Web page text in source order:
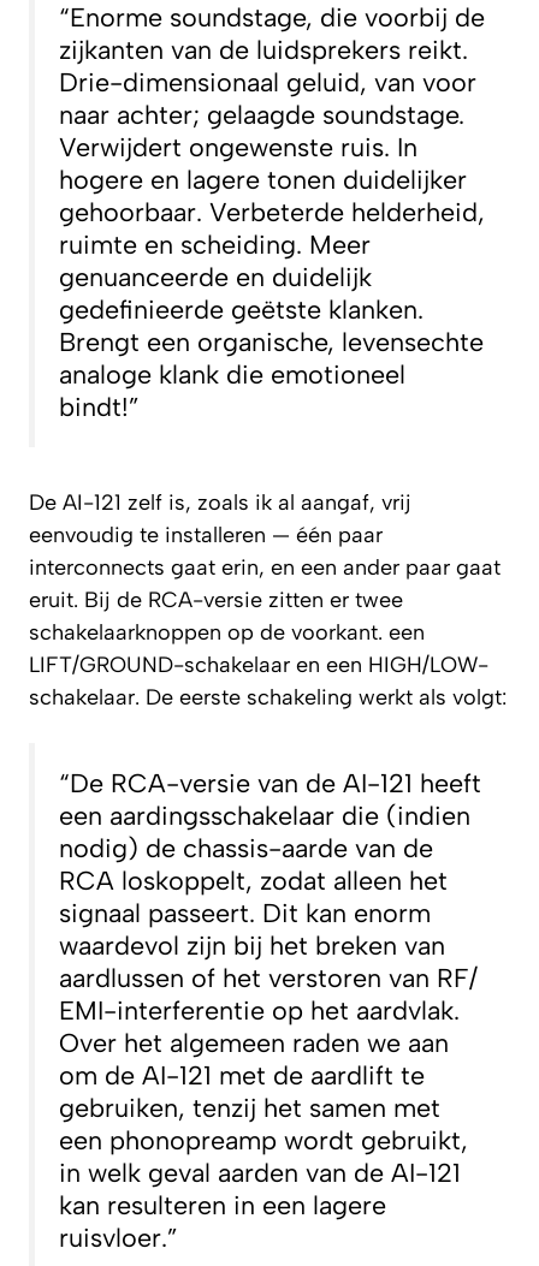
“Enorme soundstage, die voorbij de
zijkanten van de luidsprekers reikt.
Drie-dimensionaal geluid, van voor
naar achter; gelaagde soundstage.
Verwijdert ongewenste ruis. In
hogere en lagere tonen duidelijker
gehoorbaar. Verbeterde helderheid,
ruimte en scheiding. Meer
genuanceerde en duidelijk
gedefinieerde geëtste klanken.
Brengt een organische, levensechte
analoge klank die emotioneel
bindt!”
De AI-121 zelf is, zoals ik al aangaf, vrij
eenvoudig te installeren — één paar
interconnects gaat erin, en een ander paar gaat
eruit. Bij de RCA-versie zitten er twee
schakelaarknoppen op de voorkant. een
LIFT/GROUND-schakelaar en een HIGH/LOW-
schakelaar. De eerste schakeling werkt als volgt:
“De RCA-versie van de AI-121 heeft
een aardingsschakelaar die (indien
nodig) de chassis-aarde van de
RCA loskoppelt, zodat alleen het
signaal passeert. Dit kan enorm
waardevol zijn bij het breken van
aardlussen of het verstoren van RF/
EMI-interferentie op het aardvlak.
Over het algemeen raden we aan
om de AI-121 met de aardlift te
gebruiken, tenzij het samen met
een phonopreamp wordt gebruikt,
in welk geval aarden van de AI-121
kan resulteren in een lagere
ruisvloer.”